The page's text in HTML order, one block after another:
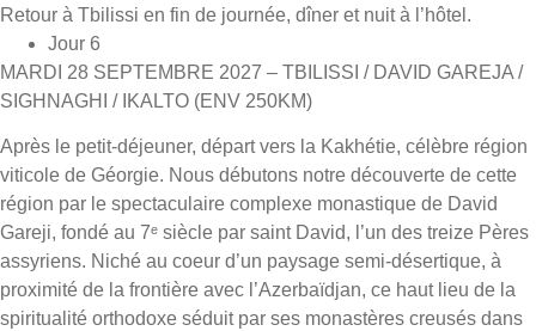
Retour à Tbilissi en fin de journée, dîner et nuit à l’hôtel.
Jour 6
MARDI 28 SEPTEMBRE 2027 – TBILISSI / DAVID GAREJA /
SIGHNAGHI / IKALTO (ENV 250KM)
Après le petit-déjeuner, départ vers la Kakhétie, célèbre région
viticole de Géorgie. Nous débutons notre découverte de cette
région par le spectaculaire complexe monastique de David
Gareji, fondé au 7ᵉ siècle par saint David, l’un des treize Pères
assyriens. Niché au coeur d’un paysage semi-désertique, à
proximité de la frontière avec l’Azerbaïdjan, ce haut lieu de la
spiritualité orthodoxe séduit par ses monastères creusés dans